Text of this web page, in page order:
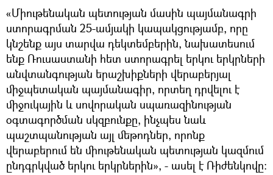
«Միութենական պետության մասին պայմանագրի
ստորագրման 25-ամյակի կապակցությամբ, որը
կնշենք այս տարվա դեկտեմբերին, նախատեսում
ենք Ռուսաստանի հետ ստորագրել երկու երկրների
անվտանգության երաշխիքների վերաբերյալ
միջպետական պայմանագիր, որտեղ դրվելու է
միջուկային և սովորական սպառազինության
օգտագործման սկզբունքը, ինչպես նաև
պաշտպանության այլ մեթոդներ, որոնք
վերաբերում են միութենական պետության կազմում
ընդգրկված երկու երկրներին», - ասել է Ռիժենկովը: